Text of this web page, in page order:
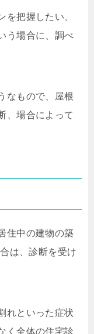
を把握したい、
う場合に、調べ
なもので、屋根
、場合によって
住中の建物の築
は、診断を受け
れといった症状
く全体の住宅診